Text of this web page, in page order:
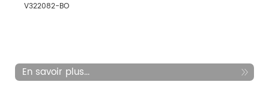
V322082-BO
En savoir plus...